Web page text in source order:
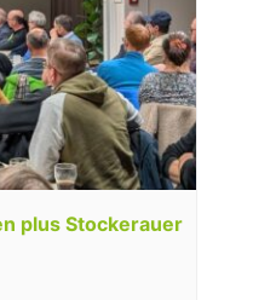
plus Stockerauer